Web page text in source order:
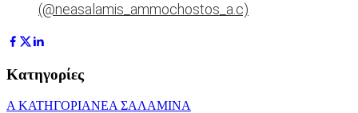
(@neasalamis_ammochostos_a.c)
Κατηγορίες
Α ΚΑΤΗΓΟΡΙΑΝΕΑ ΣΑΛΑΜΙΝΑ